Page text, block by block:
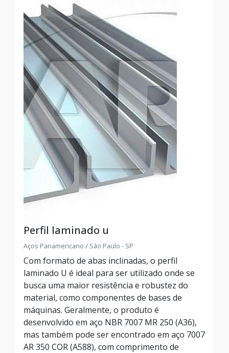
Perfil laminado u
Aços Panamericano / São Paulo - SP
Com formato de abas inclinadas, o perfil
laminado U é ideal para ser utilizado onde se
busca uma maior resistência e robustez do
material, como componentes de bases de
máquinas. Geralmente, o produto é
desenvolvido em aço NBR 7007 MR 250 (A36),
mas também pode ser encontrado em aço 7007
AR 350 COR (A588), com comprimento de